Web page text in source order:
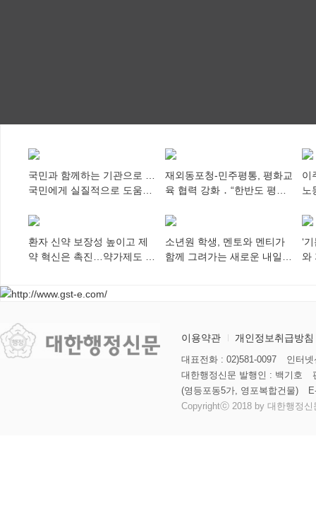
국민과 함께하는 기관으로 …
국민에게 실질적으로 도움이
재외동포청-민주평통, 평화교
육 협력 강화 ․ “한반도 평화,
다”
이
노
환자 신약 보장성 높이고 제
약 혁신은 촉진…약가제도 개
소년원 학생, 멘토와 멘티가
함께 그려가는 새로운 내일
‘
와
이용약관 개인정보취급방침
대표전화 : 02)581-0097
인터
대한행정신문 발행인 : 백기호
(영등포동5가, 영포복합건물)
Copyrightⓒ 2018 by 대한행정신